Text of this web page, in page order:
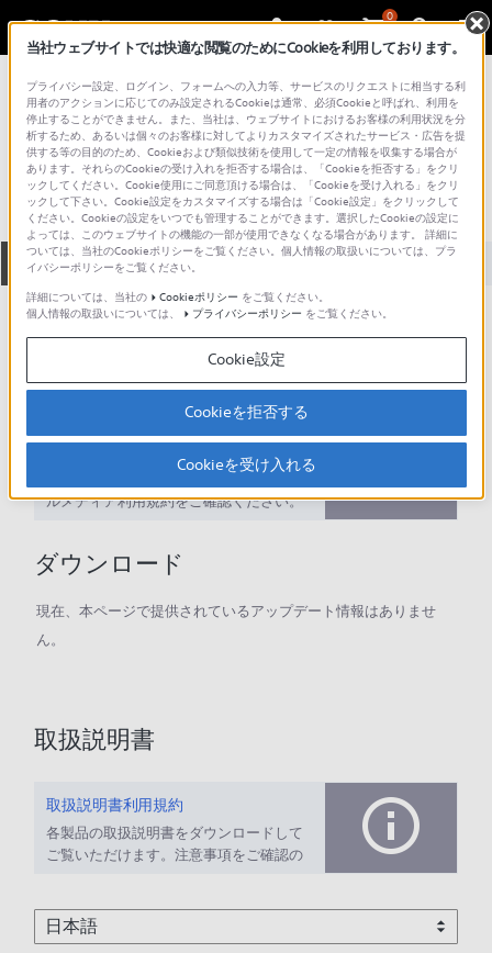
0
総合サポート・お問い合わせ テレビ＆プロジェクター
KV-21GT2
全て ダウンロード 取扱説明書 Q&A
サポート動画をご利用の際にはソーシャ
ルメディア利用規約をご確認ください。
ダウンロード
現在、本ページで提供されているアップデート情報はありませ
ん。
取扱説明書
取扱説明書利用規約
各製品の取扱説明書をダウンロードして
ご覧いただけます。注意事項をご確認の
当社ウェブサイトでは快適な閲覧のためにCookieを利用しております。
プライバシー設定、ログイン、フォームへの入力等、サービスのリクエストに相当する利
用者のアクションに応じてのみ設定されるCookieは通常、必須Cookieと呼ばれ、利用を
停止することができません。また、当社は、ウェブサイトにおけるお客様の利用状況を分
析するため、あるいは個々のお客様に対してよりカスタマイズされたサービス・広告を提
供する等の目的のため、Cookieおよび類似技術を使用して一定の情報を収集する場合が
あります。それらのCookieの受け入れを拒否する場合は、「Cookieを拒否する」をクリ
ックしてください。Cookie使用にご同意頂ける場合は、「Cookieを受け入れる」をクリ
ックして下さい。Cookie設定をカスタマイズする場合は「Cookie設定」をクリックして
ください。Cookieの設定をいつでも管理することができます。選択したCookieの設定に
よっては、このウェブサイトの機能の一部が使用できなくなる場合があります。 詳細に
ついては、当社のCookieポリシーをご覧ください。個人情報の取扱いについては、プラ
イバシーポリシーをご覧ください。
詳細については、当社の
Cookieポリシー をご覧ください。
個人情報の取扱いについては、
プライバシーポリシー をご覧ください。
Cookie設定
Cookieを拒否する
Cookieを受け入れる